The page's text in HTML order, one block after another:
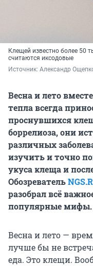
Клещей известно более 50
считаются иксодовые
Источник: Александр
Весна и лето
тепла всегда
проснувшихся
боррелиоза, они
различных
изучить и точно
укуса клеща и
Обозреватель
разобрал всё
популярные мифы.
Весна и лето —
лучше бы не
еда. Это клещи.